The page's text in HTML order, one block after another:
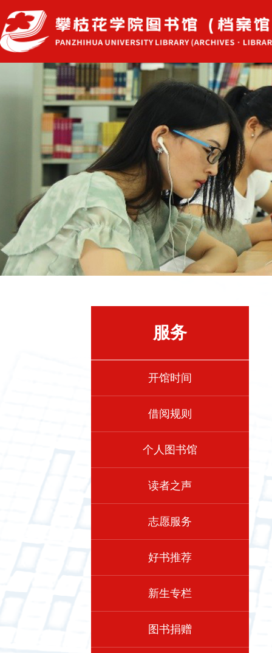
服务
开馆时间
借阅规则
个人图书馆
读者之声
志愿服务
好书推荐
新生专栏
图书捐赠